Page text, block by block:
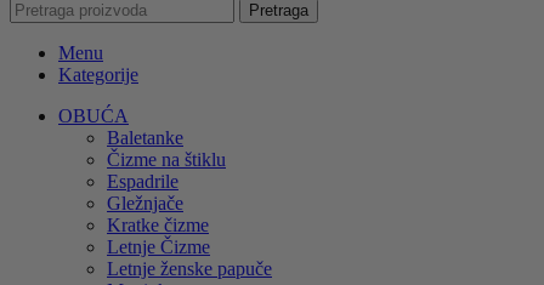
Pretraga
Menu
Kategorije
OBUĆA
Baletanke
Čizme na štiklu
Espadrile
Gležnjače
Kratke čizme
Letnje Čizme
Letnje ženske papuče